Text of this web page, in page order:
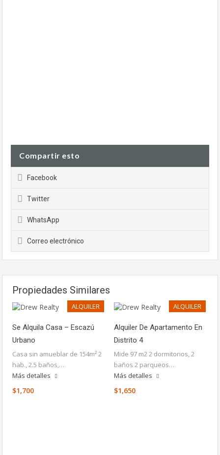
Compartir esto
Facebook
Twitter
WhatsApp
Correo electrónico
Propiedades Similares
ALQUILER
Se Alquila Casa – Escazú
Urbano
Casa sin amueblar de 154m² 2
hab., 2.5 baños,…
Más detalles
$1,700
ALQUILER
Alquiler De Apartamento En
Distrito 4
Mide 97 m2 2 dormitorios, 2
baños 2 parqueos…
Más detalles
$1,650